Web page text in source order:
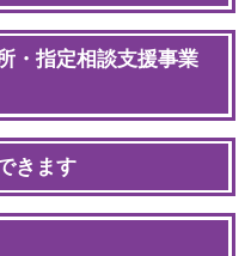
・指定相談支援事業
きます